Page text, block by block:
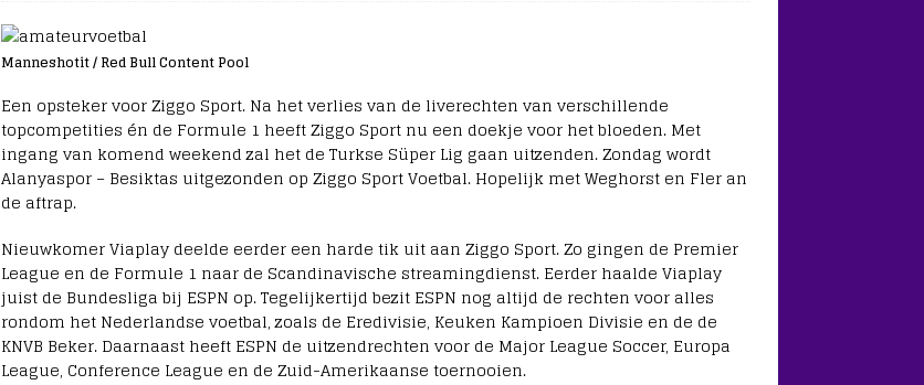
Manneshotit / Red Bull Content Pool
Een opsteker voor Ziggo Sport. Na het verlies van de liverechten van verschillende
topcompetities én de Formule 1 heeft Ziggo Sport nu een doekje voor het bloeden. Met
ingang van komend weekend zal het de Turkse Süper Lig gaan uitzenden. Zondag wordt
Alanyaspor – Besiktas uitgezonden op Ziggo Sport Voetbal. Hopelijk met Weghorst en Fler an
de aftrap.
Nieuwkomer Viaplay deelde eerder een harde tik uit aan Ziggo Sport. Zo gingen de Premier
League en de Formule 1 naar de Scandinavische streamingdienst. Eerder haalde Viaplay
juist de Bundesliga bij ESPN op. Tegelijkertijd bezit ESPN nog altijd de rechten voor alles
rondom het Nederlandse voetbal, zoals de Eredivisie, Keuken Kampioen Divisie en de de
KNVB Beker. Daarnaast heeft ESPN de uitzendrechten voor de Major League Soccer, Europa
League, Conference League en de Zuid-Amerikaanse toernooien.